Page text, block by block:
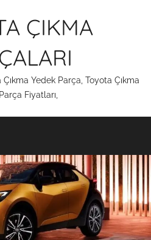
ÇIKMA
Yedek Parça, Toyota Çıkma
Fiyatları,